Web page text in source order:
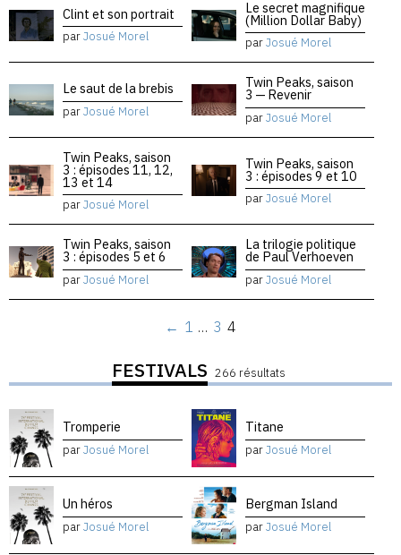
Clint et son portrait
parJosué Morel
Le secret magnifique
(Million Dollar Baby)
parJosué Morel
Le saut de la brebis
parJosué Morel
Twin Peaks, saison
3 — Revenir
parJosué Morel
Twin Peaks, saison
3 : épisodes 11, 12,
13 et 14
parJosué Morel
Twin Peaks, saison
3 : épisodes 9 et 10
parJosué Morel
Twin Peaks, saison
3 : épisodes 5 et 6
parJosué Morel
La trilogie politique
de Paul Verhoeven
parJosué Morel
← 1 … 3 4
FESTIVALS 266 résultats
Tromperie
parJosué Morel
Titane
parJosué Morel
Un héros
parJosué Morel
Bergman Island
parJosué Morel